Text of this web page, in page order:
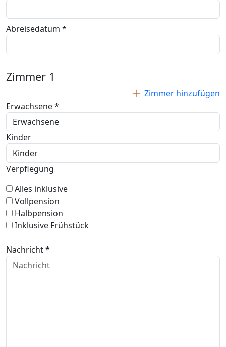
Abreisedatum *
Zimmer 1
Zimmer hinzufügen
Erwachsene *
Kinder
Verpflegung
Alles inklusive
Vollpension
Halbpension
Inklusive Frühstück
Nachricht *